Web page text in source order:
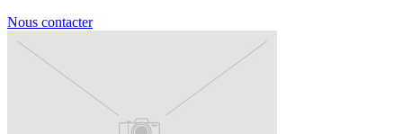
Nous contacter